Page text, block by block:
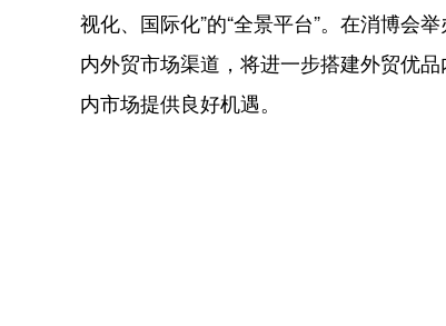
视化、国际化”的“全景平台”。在消博会
内外贸市场渠道，将进一步搭建外贸优
内市场提供良好机遇。